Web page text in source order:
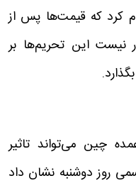
کرد که قیمت‌ها پس از
نیست این تحریم‌ها بر
چین می‌تواند تاثیر
روز دوشنبه نشان داد